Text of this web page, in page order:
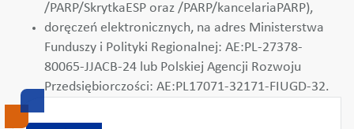
/PARP/SkrytkaESP oraz /PARP/kancelariaPARP),
doręczeń elektronicznych, na adres Ministerstwa
Funduszy i Polityki Regionalnej: AE:PL-27378-
80065-JJACB-24 lub Polskiej Agencji Rozwoju
Przedsiębiorczości: AE:PL17071-32171-FIUGD-32.